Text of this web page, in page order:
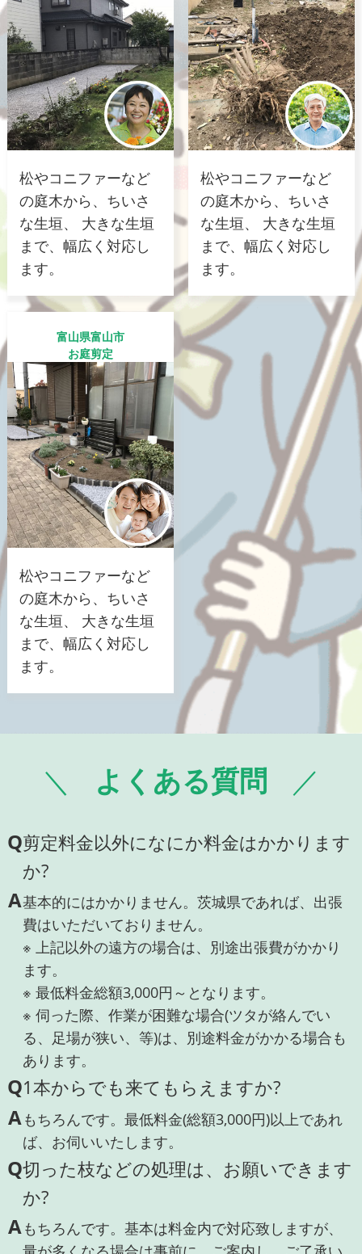
松やコニファーなど
の庭木から、ちいさ
な生垣、 大きな生垣
まで、幅広く対応し
ます。
松やコニファーなど
の庭木から、ちいさ
な生垣、 大きな生垣
まで、幅広く対応し
ます。
富山県富山市
お庭剪定
松やコニファーなど
の庭木から、ちいさ
な生垣、 大きな生垣
まで、幅広く対応し
ます。
よくある質問
Q剪定料金以外になにか料金はかかります
か?
A基本的にはかかりません。茨城県であれば、出張
費はいただいておりません。
※ 上記以外の遠方の場合は、別途出張費がかかり
ます。
※ 最低料金総額3,000円～となります。
※ 伺った際、作業が困難な場合(ツタが絡んでい
る、足場が狭い、等)は、別途料金がかかる場合も
あります。
Q1本からでも来てもらえますか?
Aもちろんです。最低料金(総額3,000円)以上であれ
ば、お伺いいたします。
Q切った枝などの処理は、お願いできます
か?
Aもちろんです。基本は料金内で対応致しますが、